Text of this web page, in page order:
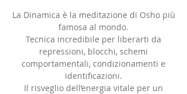
La Dinamica è la meditazione di Osho più
famosa al mondo.
Tecnica incredibile per liberarti da
repressioni, blocchi, schemi
comportamentali, condizionamenti e
identificazioni.
Il risveglio dell’energia vitale per un